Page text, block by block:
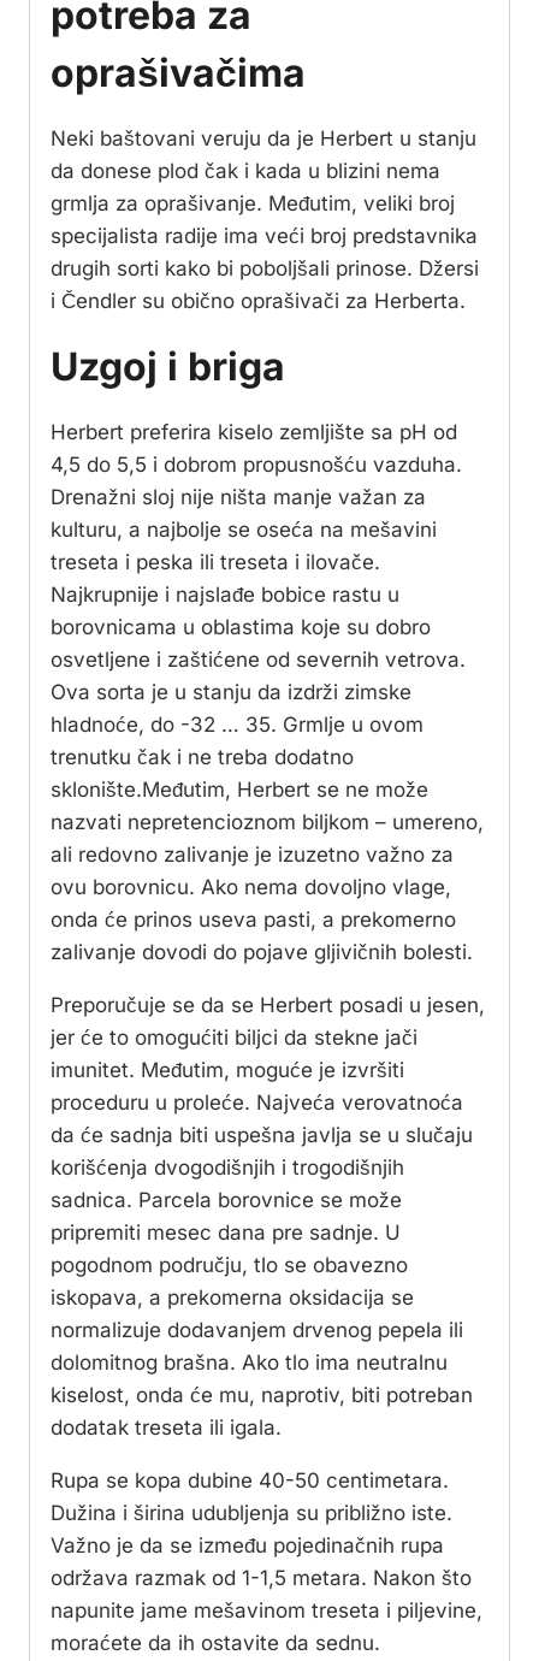
potreba za
oprašivačima
Neki baštovani veruju da je Herbert u stanju
da donese plod čak i kada u blizini nema
grmlja za oprašivanje. Međutim, veliki broj
specijalista radije ima veći broj predstavnika
drugih sorti kako bi poboljšali prinose. Džersi
i Čendler su obično oprašivači za Herberta.
Uzgoj i briga
Herbert preferira kiselo zemljište sa pH od
4,5 do 5,5 i dobrom propusnošću vazduha.
Drenažni sloj nije ništa manje važan za
kulturu, a najbolje se oseća na mešavini
treseta i peska ili treseta i ilovače.
Najkrupnije i najslađe bobice rastu u
borovnicama u oblastima koje su dobro
osvetljene i zaštićene od severnih vetrova.
Ova sorta je u stanju da izdrži zimske
hladnoće, do -32 … 35. Grmlje u ovom
trenutku čak i ne treba dodatno
sklonište.Međutim, Herbert se ne može
nazvati nepretencioznom biljkom – umereno,
ali redovno zalivanje je izuzetno važno za
ovu borovnicu. Ako nema dovoljno vlage,
onda će prinos useva pasti, a prekomerno
zalivanje dovodi do pojave gljivičnih bolesti.
Preporučuje se da se Herbert posadi u jesen,
jer će to omogućiti biljci da stekne jači
imunitet. Međutim, moguće je izvršiti
proceduru u proleće. Najveća verovatnoća
da će sadnja biti uspešna javlja se u slučaju
korišćenja dvogodišnjih i trogodišnjih
sadnica. Parcela borovnice se može
pripremiti mesec dana pre sadnje. U
pogodnom području, tlo se obavezno
iskopava, a prekomerna oksidacija se
normalizuje dodavanjem drvenog pepela ili
dolomitnog brašna. Ako tlo ima neutralnu
kiselost, onda će mu, naprotiv, biti potreban
dodatak treseta ili igala.
Rupa se kopa dubine 40-50 centimetara.
Dužina i širina udubljenja su približno iste.
Važno je da se između pojedinačnih rupa
održava razmak od 1-1,5 metara. Nakon što
napunite jame mešavinom treseta i piljevine,
moraćete da ih ostavite da sednu.